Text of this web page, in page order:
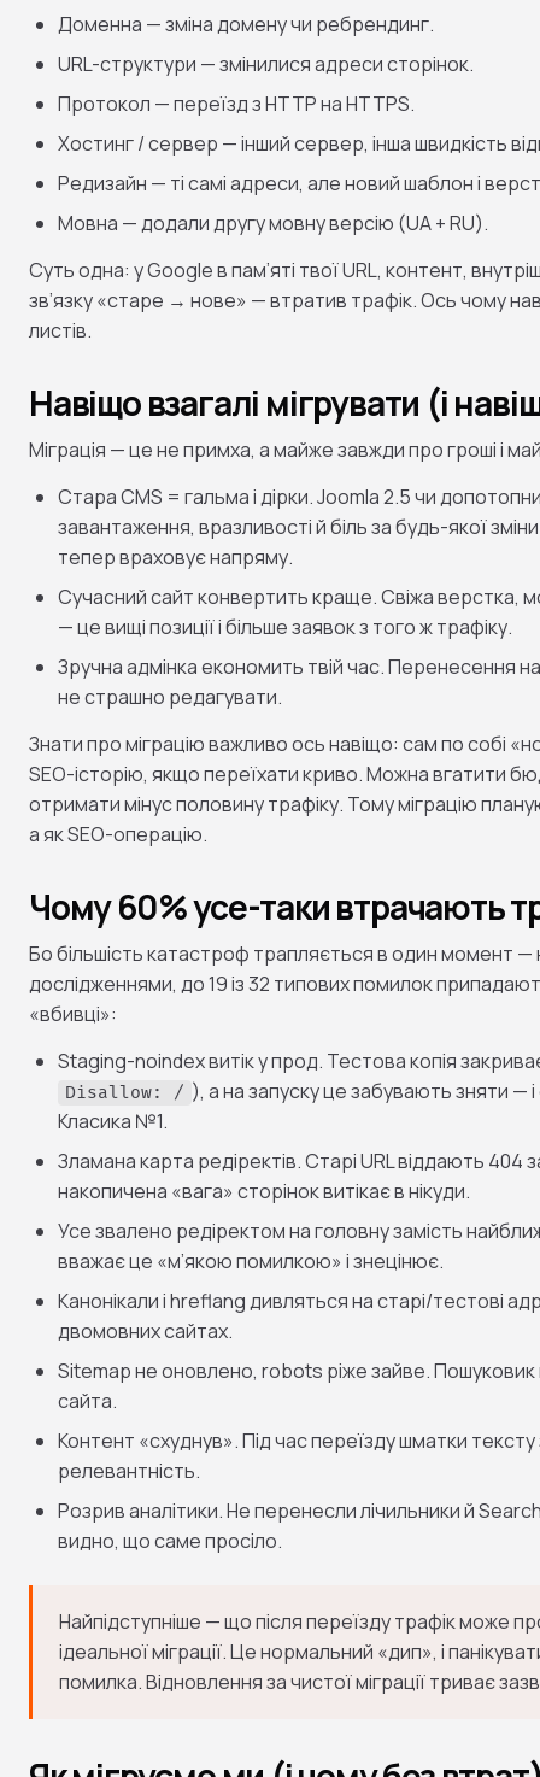
Доменна — зміна домену чи ребрендинг.
URL-структури — змінилися адреси сторінок.
Протокол — переїзд з HTTP на HTTPS.
Хостинг / сервер — інший сервер, інша швидкість
Редизайн — ті самі адреси, але новий шаблон і
Мовна — додали другу мовну версію (UA + RU).
Суть одна: у Google в пам’яті твої URL, контент,
зв’язку «старе → нове» — втратив трафік. Ось чому
листів.
Навіщо взагалі мігрувати (і
Міграція — це не примха, а майже завжди про гроші і
Стара CMS = гальма і дірки. Joomla 2.5 чи
завантаження, вразливості й біль за будь-якої
тепер враховує напряму.
Сучасний сайт конвертить краще. Свіжа верстка,
— це вищі позиції і більше заявок з того ж трафіку.
Зручна адмінка економить твій час. Перенесення
не страшно редагувати.
Знати про міграцію важливо ось навіщо: сам по собі
SEO-історію, якщо переїхати криво. Можна вгатити
отримати мінус половину трафіку. Тому міграцію
а як SEO-операцію.
Чому 60% усе-таки втрачають
Бо більшість катастроф трапляється в один момент —
дослідженнями, до 19 із 32 типових помилок
«вбивці»:
Staging-noindex витік у прод. Тестова копія
Disallow: / ), а на запуску це забувають зняти — і
Класика №1.
Зламана карта редіректів. Старі URL віддають 404
накопичена «вага» сторінок витікає в нікуди.
Усе звалено редіректом на головну замість
вважає це «м’якою помилкою» і знецінює.
Канонікали і hreflang дивляться на старі/тестові
двомовних сайтах.
Sitemap не оновлено, robots ріже зайве.
сайта.
Контент «схуднув». Під час переїзду шматки
релевантність.
Розрив аналітики. Не перенесли лічильники й
видно, що саме просіло.
Найпідступніше — що після переїзду трафік може
ідеальної міграції. Це нормальний «дип», і
помилка. Відновлення за чистої міграції триває